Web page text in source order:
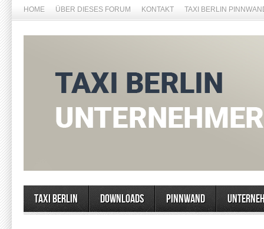
HOME ÜBER DIESES FORUM KONTAKT TAXI BERLIN
Taxi Berlin Downloads Pinnwand